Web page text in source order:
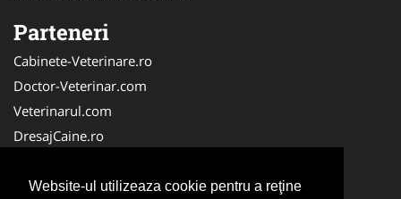
Website-ul utilizeaza cookie pentru a reţine
Parteneri
Cabinete-Veterinare.ro
Doctor-Veterinar.com
Veterinarul.com
DresajCaine.ro
NonStopDeschis.ro